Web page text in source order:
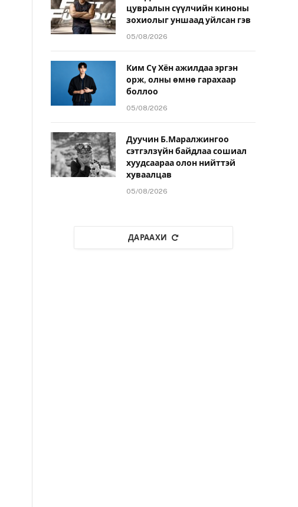
цувралын сүүлчийн киноны
зохиолыг уншаад уйлсан гэв
05/08/2026
Ким Сү Хён ажилдаа эргэн
орж, олны өмнө гарахаар
боллоо
05/08/2026
Дуучин Б.Маралжингоо
сэтгэлзүйн байдлаа сошиал
хуудсаараа олон нийттэй
хуваалцав
05/08/2026
ДАРААХИ